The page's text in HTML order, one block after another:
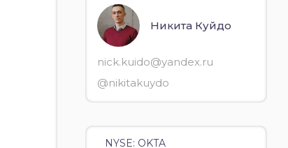
Никита Куйдо
nick.kuido@yandex.ru
@nikitakuydo
NYSE: OKTA